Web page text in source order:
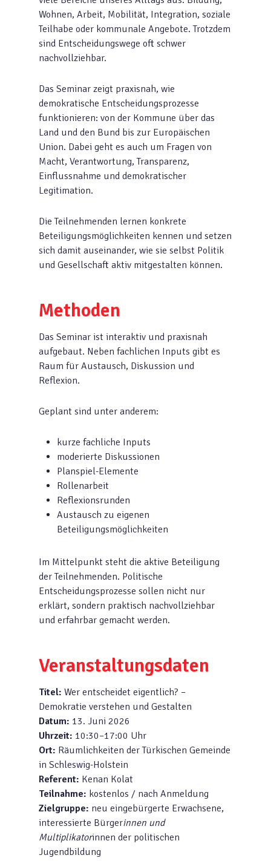
Wohnen, Arbeit, Mobilität, Integration, soziale
Teilhabe oder kommunale Angebote. Trotzdem
sind Entscheidungswege oft schwer
nachvollziehbar.
Das Seminar zeigt praxisnah, wie
demokratische Entscheidungsprozesse
funktionieren: von der Kommune über das
Land und den Bund bis zur Europäischen
Union. Dabei geht es auch um Fragen von
Macht, Verantwortung, Transparenz,
Einflussnahme und demokratischer
Legitimation.
Die Teilnehmenden lernen konkrete
Beteiligungsmöglichkeiten kennen und setzen
sich damit auseinander, wie sie selbst Politik
und Gesellschaft aktiv mitgestalten können.
Methoden
Das Seminar ist interaktiv und praxisnah
aufgebaut. Neben fachlichen Inputs gibt es
Raum für Austausch, Diskussion und
Reflexion.
Geplant sind unter anderem:
kurze fachliche Inputs
moderierte Diskussionen
Planspiel-Elemente
Rollenarbeit
Reflexionsrunden
Austausch zu eigenen
Beteiligungsmöglichkeiten
Im Mittelpunkt steht die aktive Beteiligung
der Teilnehmenden. Politische
Entscheidungsprozesse sollen nicht nur
erklärt, sondern praktisch nachvollziehbar
und erfahrbar gemacht werden.
Veranstaltungsdaten
Titel: Wer entscheidet eigentlich? –
Demokratie verstehen und Gestalten
Datum: 13. Juni 2026
Uhrzeit: 10:30–17:00 Uhr
Ort: Räumlichkeiten der Türkischen Gemeinde
in Schleswig-Holstein
Referent: Kenan Kolat
Teilnahme: kostenlos / nach Anmeldung
Zielgruppe: neu eingebürgerte Erwachsene,
interessierte Bürgerinnen und
Multiplikatorinnen der politischen
Jugendbildung